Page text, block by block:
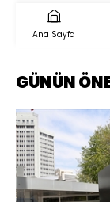
Ana Sayfa
GÜNÜN